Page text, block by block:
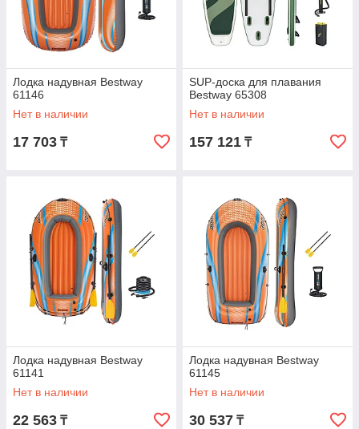
Лодка надувная Bestway
61146
Нет в наличии
17 703 ₸
SUP-доска для плавания
Bestway 65308
Нет в наличии
157 121 ₸
Лодка надувная Bestway
61141
Нет в наличии
22 563 ₸
Лодка надувная Bestway
61145
Нет в наличии
30 537 ₸